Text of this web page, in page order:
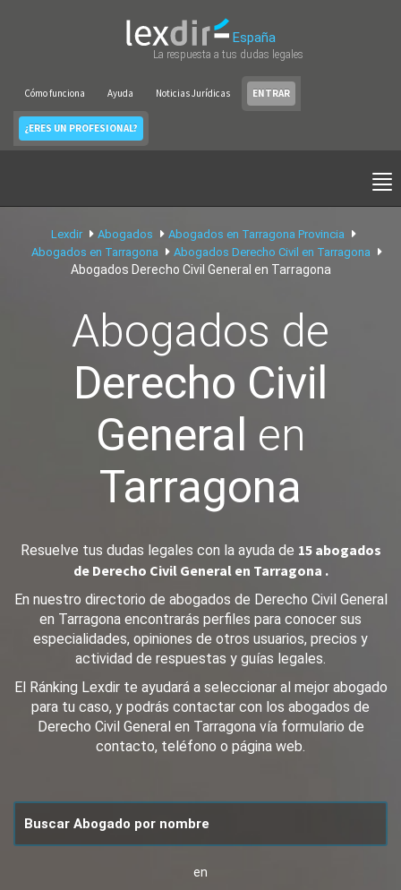
España
La respuesta a tus dudas legales
Cómo funciona Ayuda Noticias Jurídicas ENTRAR
¿ERES UN PROFESIONAL?
Lexdir Abogados
Abogados en Tarragona Provincia
Abogados en Tarragona
Abogados Derecho Civil en Tarragona
Abogados Derecho Civil General en Tarragona
Abogados de
Derecho Civil
General en
Tarragona
Resuelve tus dudas legales con la ayuda de 15 abogados
de Derecho Civil General en Tarragona .
En nuestro directorio de abogados de Derecho Civil General
en Tarragona encontrarás perfiles para conocer sus
especialidades, opiniones de otros usuarios, precios y
actividad de respuestas y guías legales.
El Ránking Lexdir te ayudará a seleccionar al mejor abogado
para tu caso, y podrás contactar con los abogados de
Derecho Civil General en Tarragona vía formulario de
contacto, teléfono o página web.
en